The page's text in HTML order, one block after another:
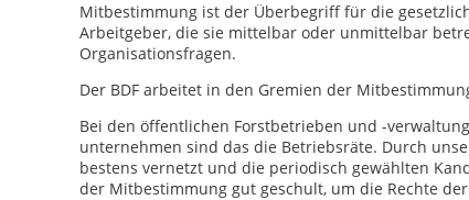
Mitbestimmung ist der Überbegriff für die
Arbeitgeber, die sie mittelbar oder unmittelbar
Organisationsfragen.
Der BDF arbeitet in den Gremien der
Bei den öffentlichen Forstbetrieben und -
unternehmen sind das die Betriebsräte. Durch
bestens vernetzt und die periodisch gewählten
der Mitbestimmung gut geschult, um die Rechte